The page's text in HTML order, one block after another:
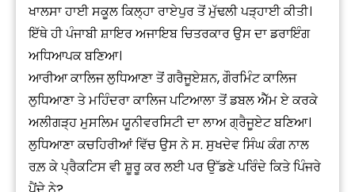
ਖਾਲਸਾ ਹਾਈ ਸਕੂਲ ਕਿਲ੍ਹਾ ਰਾਏਪੁਰ ਤੋਂ ਮੁੱਢਲੀ ਪੜ੍ਹਾਈ ਕੀਤੀ।
ਇੱਥੇ ਹੀ ਪੰਜਾਬੀ ਸ਼ਾਇਰ ਅਜਾਇਬ ਚਿਤਰਕਾਰ ਉਸ ਦਾ ਡਰਾਇੰਗ
ਅਧਿਆਪਕ ਬਣਿਆ।
ਆਰੀਆ ਕਾਲਿਜ ਲੁਧਿਆਣਾ ਤੋਂ ਗਰੈਜੂਏਸ਼ਨ, ਗੌਰਮਿੰਟ ਕਾਲਿਜ
ਲੁਧਿਆਣਾ ਤੇ ਮਹਿੰਦਰਾ ਕਾਲਿਜ ਪਟਿਆਲਾ ਤੋਂ ਡਬਲ ਐੱਮ ਏ ਕਰਕੇ
ਅਲੀਗੜ੍ਹ ਮੁਸਲਿਮ ਯੂਨੀਵਰਸਿਟੀ ਦਾ ਲਾਅ ਗ੍ਰੈਜੂਏਟ ਬਣਿਆ।
ਲੁਧਿਆਣਾ ਕਚਹਿਰੀਆਂ ਵਿੱਚ ਉਸ ਨੇ ਸ. ਸੁਖਦੇਵ ਸਿੰਘ ਕੰਗ ਨਾਲ
ਰਲ਼ ਕੇ ਪ੍ਰੈਕਟਿਸ ਵੀ ਸ਼ੂਰੂ ਕਰ ਲਈ ਪਰ ਉੱਡਣੇ ਪਰਿੰਦੇ ਕਿਤੇ ਪਿੰਜਰੇ